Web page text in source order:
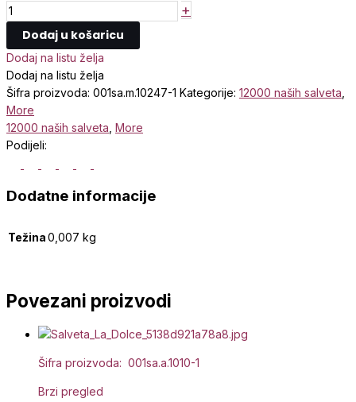
+
Dodaj u košaricu
Dodaj na listu želja
Dodaj na listu želja
Šifra proizvoda: 001sa.m.10247-1 Kategorije: 12000 naših salveta
More
12000 naših salveta More
Podijeli:
Dodatne informacije
Težina0,007 kg
Povezani proizvodi
Šifra proizvoda: 001sa.a.1010-1
Brzi pregled